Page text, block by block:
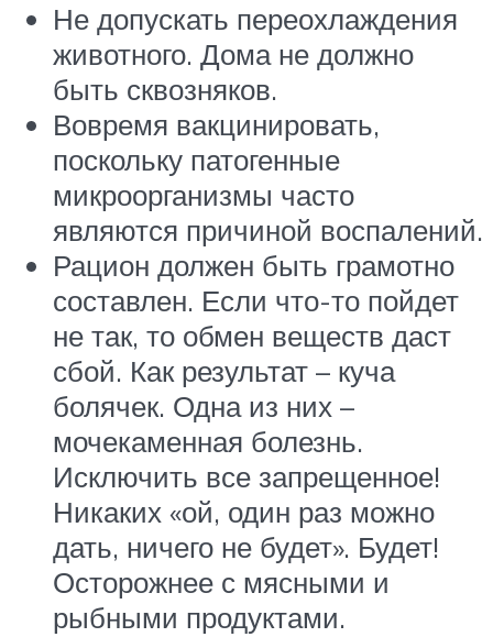
Не допускать переохлаждения
животного. Дома не должно
быть сквозняков.
Вовремя вакцинировать,
поскольку патогенные
микроорганизмы часто
являются причиной воспалений.
Рацион должен быть грамотно
составлен. Если что-то пойдет
не так, то обмен веществ даст
сбой. Как результат – куча
болячек. Одна из них –
мочекаменная болезнь.
Исключить все запрещенное!
Никаких «ой, один раз можно
дать, ничего не будет». Будет!
Осторожнее с мясными и
рыбными продуктами.